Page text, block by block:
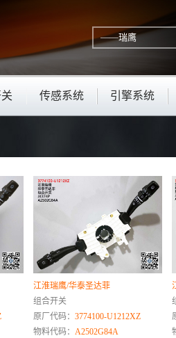
传感系统 引擎系统
江淮瑞鹰/华泰圣达菲
组合开关
原厂代码： 3774100-U1212XZ
物料代码： A2502G84A